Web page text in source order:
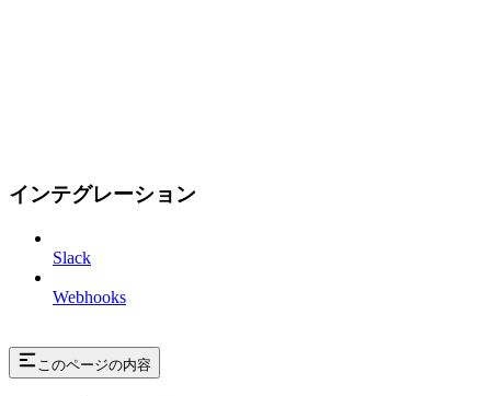
インテグレーション
Slack
Webhooks
このページの内容